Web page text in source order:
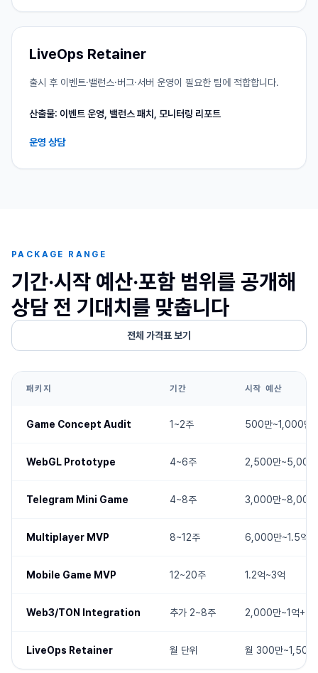
LiveOps Retainer
출시 후 이벤트·밸런스·버그·서버 운영이 필요한 팀에 적합합니다.
산출물: 이벤트 운영, 밸런스 패치, 모니터링 리포트
운영 상담
PACKAGE RANGE
기간·시작 예산·포함 범위를 공개해
상담 전 기대치를 맞춥니다
전체 가격표 보기
패키지 기간 시작 예산
Game Concept Audit 1~2주 500만~1,000만
WebGL Prototype 4~6주 2,500만~5,000
Telegram Mini Game 4~8주 3,000만~8,000
Multiplayer MVP 8~12주 6,000만~1.5억
Mobile Game MVP 12~20주 1.2억~3억
Web3/TON Integration 추가 2~8주 2,000만~1억+
LiveOps Retainer 월 단위 월 300만~1,500